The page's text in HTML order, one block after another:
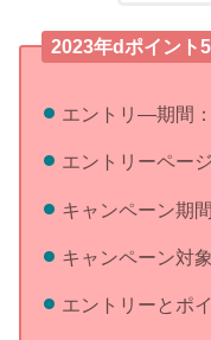
2023年dポイント
エントリ―期間
エントリーページ
キャンペーン期間
キャンペーン対
エントリーとポ